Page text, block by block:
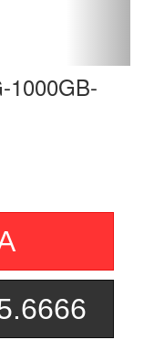
1000GB-